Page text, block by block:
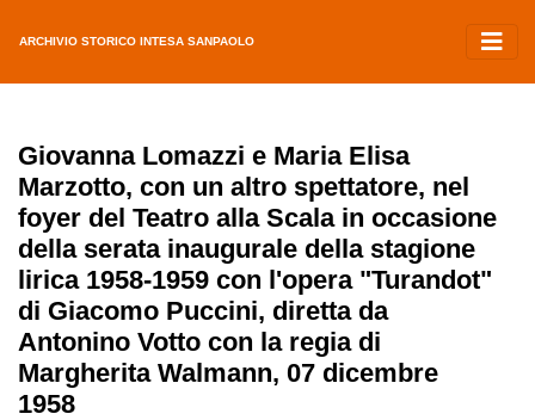
ARCHIVIO STORICO INTESA SANPAOLO
Giovanna Lomazzi e Maria Elisa
Marzotto, con un altro spettatore, nel
foyer del Teatro alla Scala in occasione
della serata inaugurale della stagione
lirica 1958-1959 con l'opera "Turandot"
di Giacomo Puccini, diretta da
Antonino Votto con la regia di
Margherita Walmann, 07 dicembre
1958